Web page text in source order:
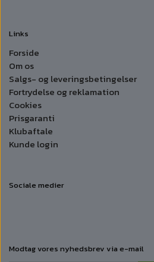
Links
Forside
Om os
Salgs- og leveringsbetingelser
Fortrydelse og reklamation
Cookies
Prisgaranti
Klubaftale
Kunde login
Sociale medier
Modtag vores nyhedsbrev via e-mail